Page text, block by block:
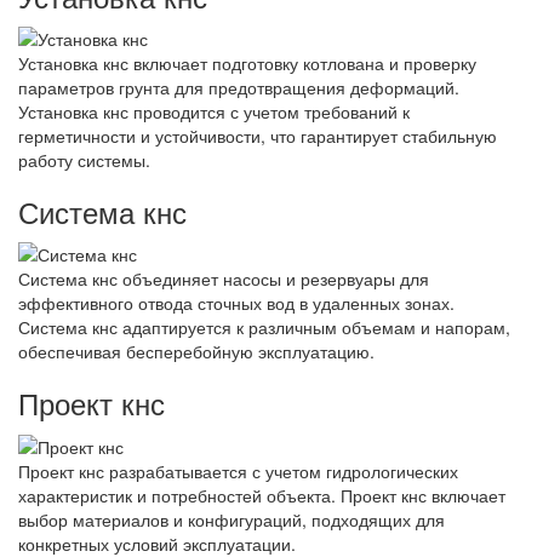
Установка кнс включает подготовку котлована и проверку
параметров грунта для предотвращения деформаций.
Установка кнс проводится с учетом требований к
герметичности и устойчивости, что гарантирует стабильную
работу системы.
Система кнс
Система кнс объединяет насосы и резервуары для
эффективного отвода сточных вод в удаленных зонах.
Система кнс адаптируется к различным объемам и напорам,
обеспечивая бесперебойную эксплуатацию.
Проект кнс
Проект кнс разрабатывается с учетом гидрологических
характеристик и потребностей объекта. Проект кнс включает
выбор материалов и конфигураций, подходящих для
конкретных условий эксплуатации.